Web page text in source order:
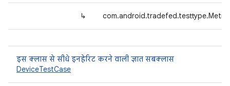
↳
इस क्लास से सीधे इनहेरिट करने वाली ज्ञात सबक्लास
DeviceTestCase